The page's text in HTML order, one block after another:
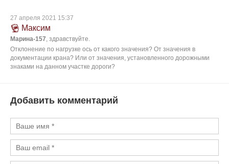
27 апреля 2021 15:37
Максим
Марина-157, здравствуйте.
Отклонение по нагрузке ось от какого значения? От значения в
документации крана? Или от значения, установленного дорожными
знаками на данном участке дороги?
Добавить комментарий